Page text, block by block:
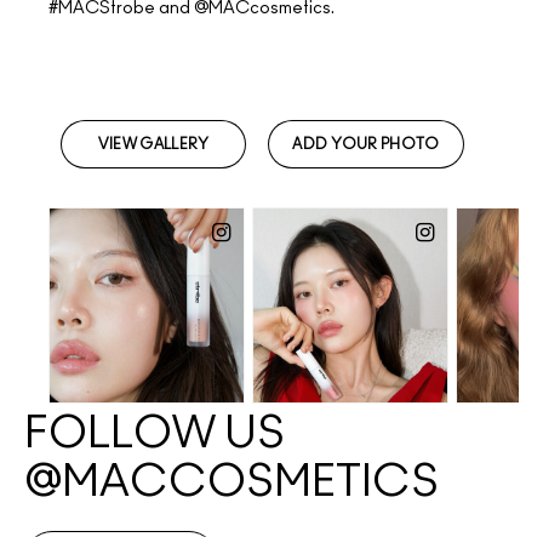
#MACStrobe and @MACcosmetics.